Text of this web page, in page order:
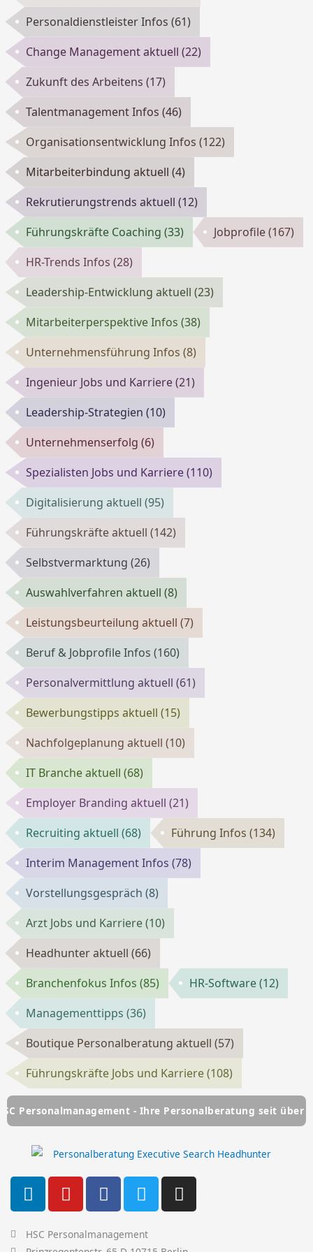
Personaldienstleister Infos(61)
Change Management aktuell(22)
Zukunft des Arbeitens(17)
Talentmanagement Infos(46)
Organisationsentwicklung Infos(122)
Mitarbeiterbindung aktuell(4)
Rekrutierungstrends aktuell(12)
Führungskräfte Coaching(33) Jobprofile(167)
HR-Trends Infos(28)
Leadership-Entwicklung aktuell(23)
Mitarbeiterperspektive Infos(38)
Unternehmensführung Infos(8)
Ingenieur Jobs und Karriere(21)
Leadership-Strategien(10)
Unternehmenserfolg(6)
Spezialisten Jobs und Karriere(110)
Digitalisierung aktuell(95)
Führungskräfte aktuell(142)
Selbstvermarktung(26)
Auswahlverfahren aktuell(8)
Leistungsbeurteilung aktuell(7)
Beruf & Jobprofile Infos(160)
Personalvermittlung aktuell(61)
Bewerbungstipps aktuell(15)
Nachfolgeplanung aktuell(10)
IT Branche aktuell(68)
Employer Branding aktuell(21)
Recruiting aktuell(68) Führung Infos(134)
Interim Management Infos(78)
Vorstellungsgespräch(8)
Arzt Jobs und Karriere(10)
Headhunter aktuell(66)
Branchenfokus Infos(85) HR-Software(12)
Managementtipps(36)
Boutique Personalberatung aktuell(57)
Führungskräfte Jobs und Karriere(108)
- Ihre Personalberatung seit über 25 Jahren
L
i
n
k
Y
o
u
t
F
a
c
e
T
w
i
t
I
n
s
HSC Personalmanagement